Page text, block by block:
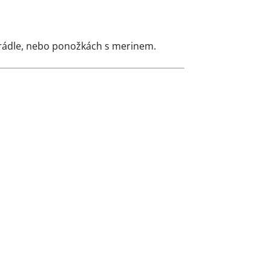
nebo ponožkách s merinem.